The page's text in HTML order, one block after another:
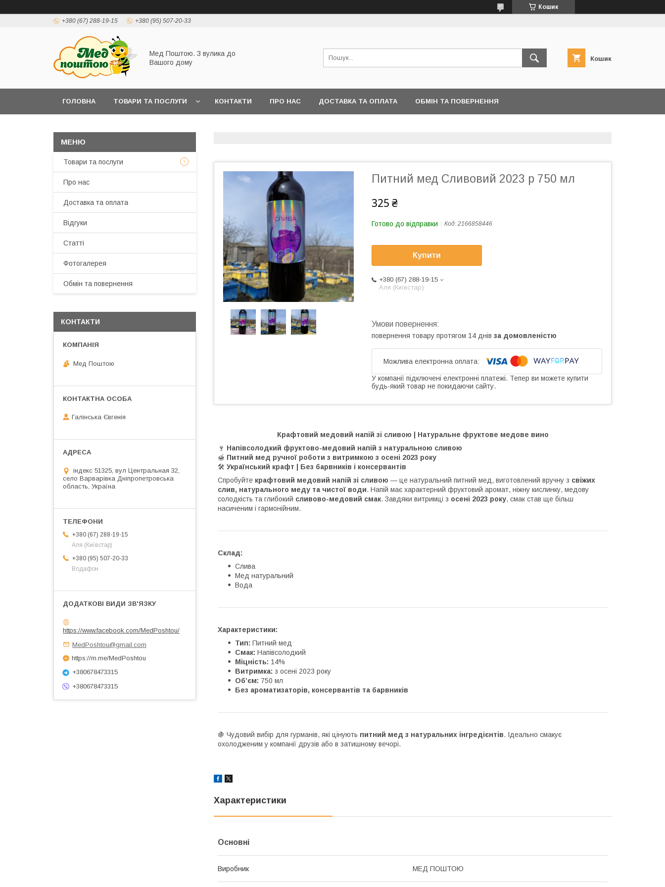
Кошик
+380 (67) 288-19-15 +380 (95) 507-20-33
Мед Поштою. З вулика до
Вашого дому
Кошик
ГОЛОВНА ТОВАРИ ТА ПОСЛУГИ КОНТАКТИ ПРО НАС ДОСТАВКА ТА ОПЛАТА ОБМІН ТА ПОВЕРНЕННЯ
Питний мед Сливовий 2023 р 750 мл
325 ₴
Готово до відправки Код: 2166858446
Купити
+380 (67) 288-19-15
Аля (Київстар)
повернення товару протягом 14 днів за домовленістю
У компанії підключені електронні платежі. Тепер ви можете купити
будь-який товар не покидаючи сайту.
Крафтовий медовий напій зі сливою | Натуральне фруктове медове вино
🍷 Напівсолодкий фруктово-медовий напій з натуральною сливою
🍯 Питний мед ручної роботи з витримкою з осені 2023 року
🛠️ Український крафт | Без барвників і консервантів
Спробуйте крафтовий медовий напій зі сливою — це натуральний питний мед, виготовлений вручну з свіжих
слив, натурального меду та чистої води. Напій має характерний фруктовий аромат, ніжну кислинку, медову
солодкість та глибокий сливово-медовий смак. Завдяки витримці з осені 2023 року, смак став ще більш
насиченим і гармонійним.
Склад:
Слива
Мед натуральний
Вода
Характеристики:
Тип: Питний мед
Смак: Напівсолодкий
Міцність: 14%
Витримка: з осені 2023 року
Об’єм: 750 мл
Без ароматизаторів, консервантів та барвників
🍇 Чудовий вибір для гурманів, які цінують питний мед з натуральних інгредієнтів. Ідеально смакує
охолодженим у компанії друзів або в затишному вечорі.
Характеристики
Основні
Виробник МЕД ПОШТОЮ
Товари та послуги
Про нас
Доставка та оплата
Відгуки
Статті
Фотогалерея
Обмін та повернення
КОНТАКТИ
Мед Поштою
Галінська Євгенія
індекс 51325, вул Центральная 32,
село Варварівка Дніпропетровська
область, Україна
+380 (67) 288-19-15
Аля (Київстар)
+380 (95) 507-20-33
Водафон
https://www.facebook.com/MedPoshtou/
MedPoshtou@gmail.com
https://m.me/MedPoshtou
+380678473315
+380678473315